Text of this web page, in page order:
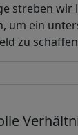
streben wir
um ein
zu